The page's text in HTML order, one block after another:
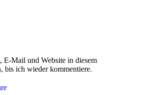
E-Mail und Website in diesem
bis ich wieder kommentiere.